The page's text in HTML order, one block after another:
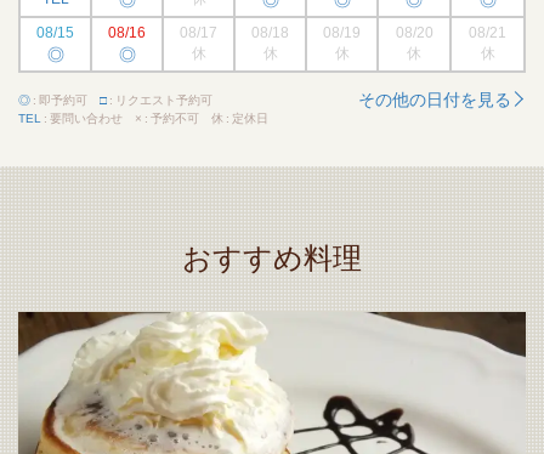
08/15
◎
08/16
◎
08/17
休
08/18
休
08/19
休
08/20
休
08/21
休
◎ 即予約可 □
リクエスト予約可
TEL
要問い合わせ × 予約不可 休 定休日
その他の日付を見る
おすすめ料理